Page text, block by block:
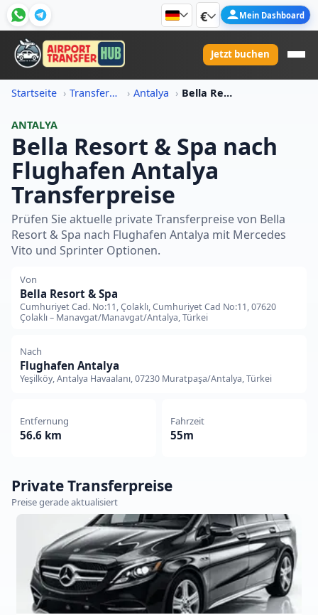
€ Mein Dashboard
Jetzt buchen
Startseite Transferpreis-Informationen Antalya Bella Resort Spa Nach Flughafen Antalya Transferpreis
ANTALYA
Bella Resort & Spa nach
Flughafen Antalya
Transferpreise
Prüfen Sie aktuelle private Transferpreise von Bella
Resort & Spa nach Flughafen Antalya mit Mercedes
Vito und Sprinter Optionen.
Von
Bella Resort & Spa
Cumhuriyet Cad. No:11, Çolaklı, Cumhuriyet Cad No:11, 07620
Çolaklı – Manavgat/Manavgat/Antalya, Türkei
Nach
Flughafen Antalya
Yeşilköy, Antalya Havaalanı, 07230 Muratpaşa/Antalya, Türkei
Entfernung
56.6 km
Fahrzeit
55m
Private Transferpreise
Preise gerade aktualisiert